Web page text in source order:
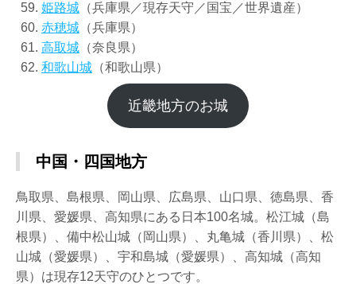
姫路城 （兵庫県／現存天守／国宝／世界遺産）
赤穂城 （兵庫県）
高取城 （奈良県）
和歌山城 （和歌山県）
近畿地方のお城
中国・四国地方
鳥取県、島根県、岡山県、広島県、山口県、徳島県、香
川県、愛媛県、高知県にある日本100名城。松江城（島
根県）、備中松山城（岡山県）、丸亀城（香川県）、松
山城（愛媛県）、宇和島城（愛媛県）、高知城（高知
県）は現存12天守のひとつです。